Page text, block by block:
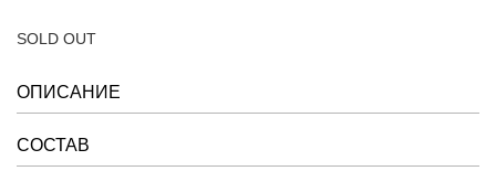
SOLD OUT
ОПИСАНИЕ
СОСТАВ